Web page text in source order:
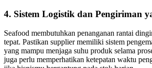
4. Sistem Logistik dan Pengiriman
Seafood membutuhkan penanganan rantai
tepat. Pastikan supplier memiliki sistem
yang mampu menjaga suhu produk selama
juga perlu memperhatikan ketepatan waktu